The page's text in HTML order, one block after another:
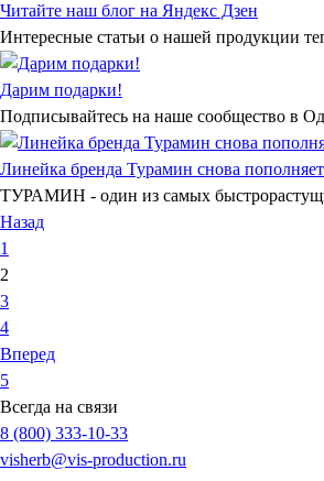
Читайте наш блог на Яндекс Дзен
Интересные статьи о нашей продукции
Дарим подарки!
Подписывайтесь на наше сообщество в
Линейка бренда Турамин снова
ТУРАМИН - один из самых
Назад
1
2
3
4
Вперед
5
Всегда на связи
8 (800) 333-10-33
visherb@vis-production.ru